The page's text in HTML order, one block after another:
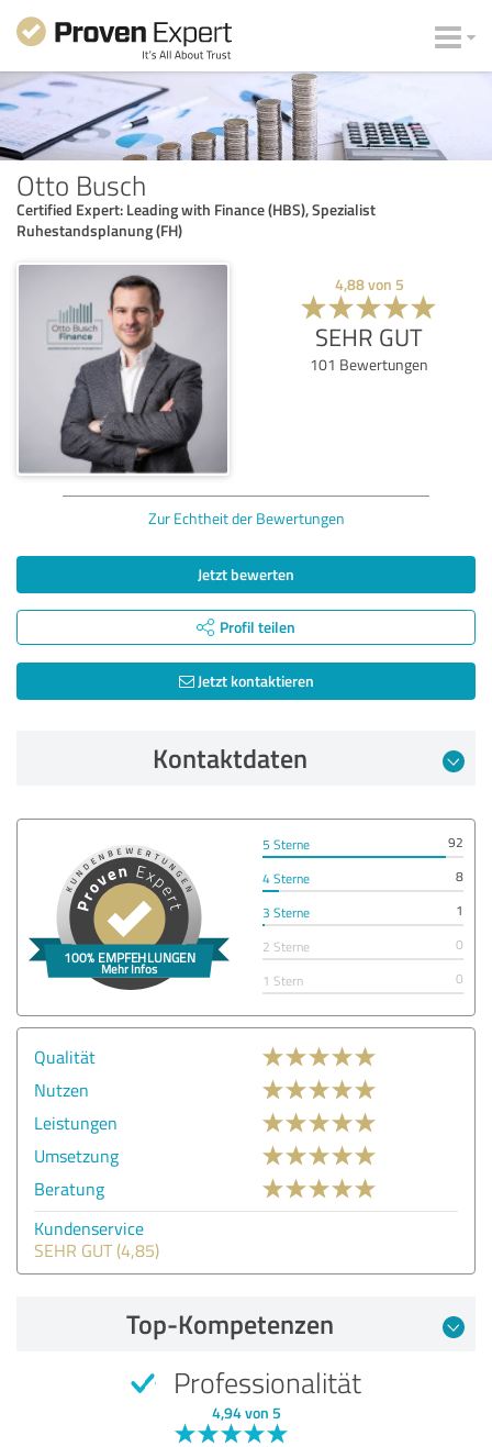
Otto Busch
Certified Expert: Leading with Finance (HBS), Spezialist
Ruhestandsplanung (FH)
4,88von 5
SEHR GUT
101 Bewertungen
Zur Echtheit der Bewertungen
Jetzt bewerten
Profil teilen
Jetzt kontaktieren
Kontaktdaten
5 Sterne
92
4 Sterne
8
3 Sterne
1
2 Sterne
0
1 Stern
0
Qualität
Nutzen
Leistungen
Umsetzung
Beratung
Kundenservice
SEHR GUT (4,85)
Top-Kompetenzen
Professionalität
4,94 von 5